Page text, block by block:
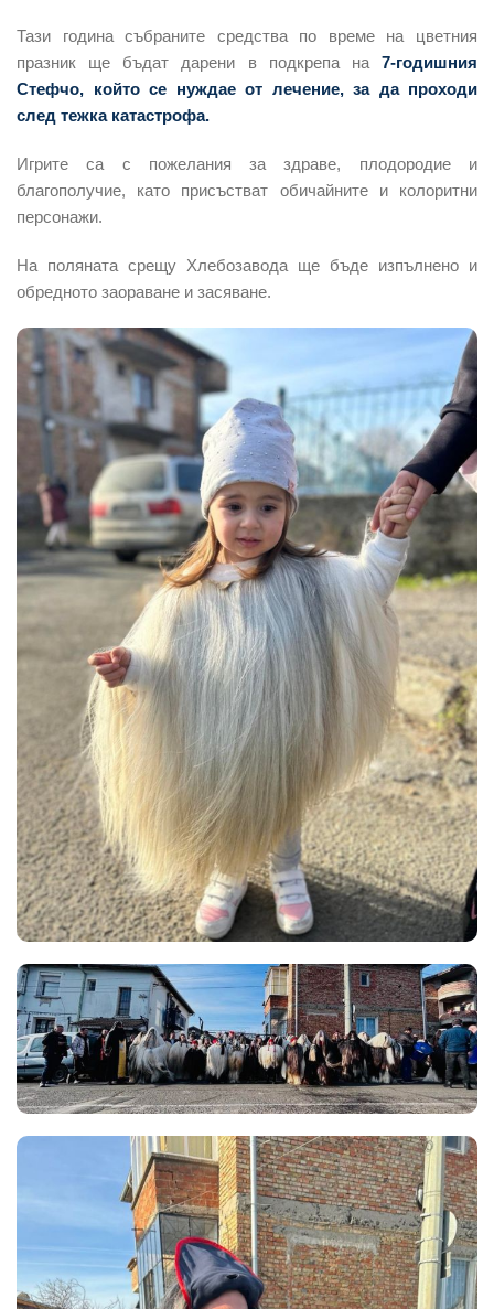
Тази година събраните средства по време на цветния
празник ще бъдат дарени в подкрепа на7-годишния
Стефчо, който се нуждае от лечение, за да проходи
след тежка катастрофа.
Игрите са с пожелания за здраве, плодородие и
благополучие, като присъстват обичайните и колоритни
персонажи.
На поляната срещу Хлебозавода ще бъде изпълнено и
обредното заораване и засяване.